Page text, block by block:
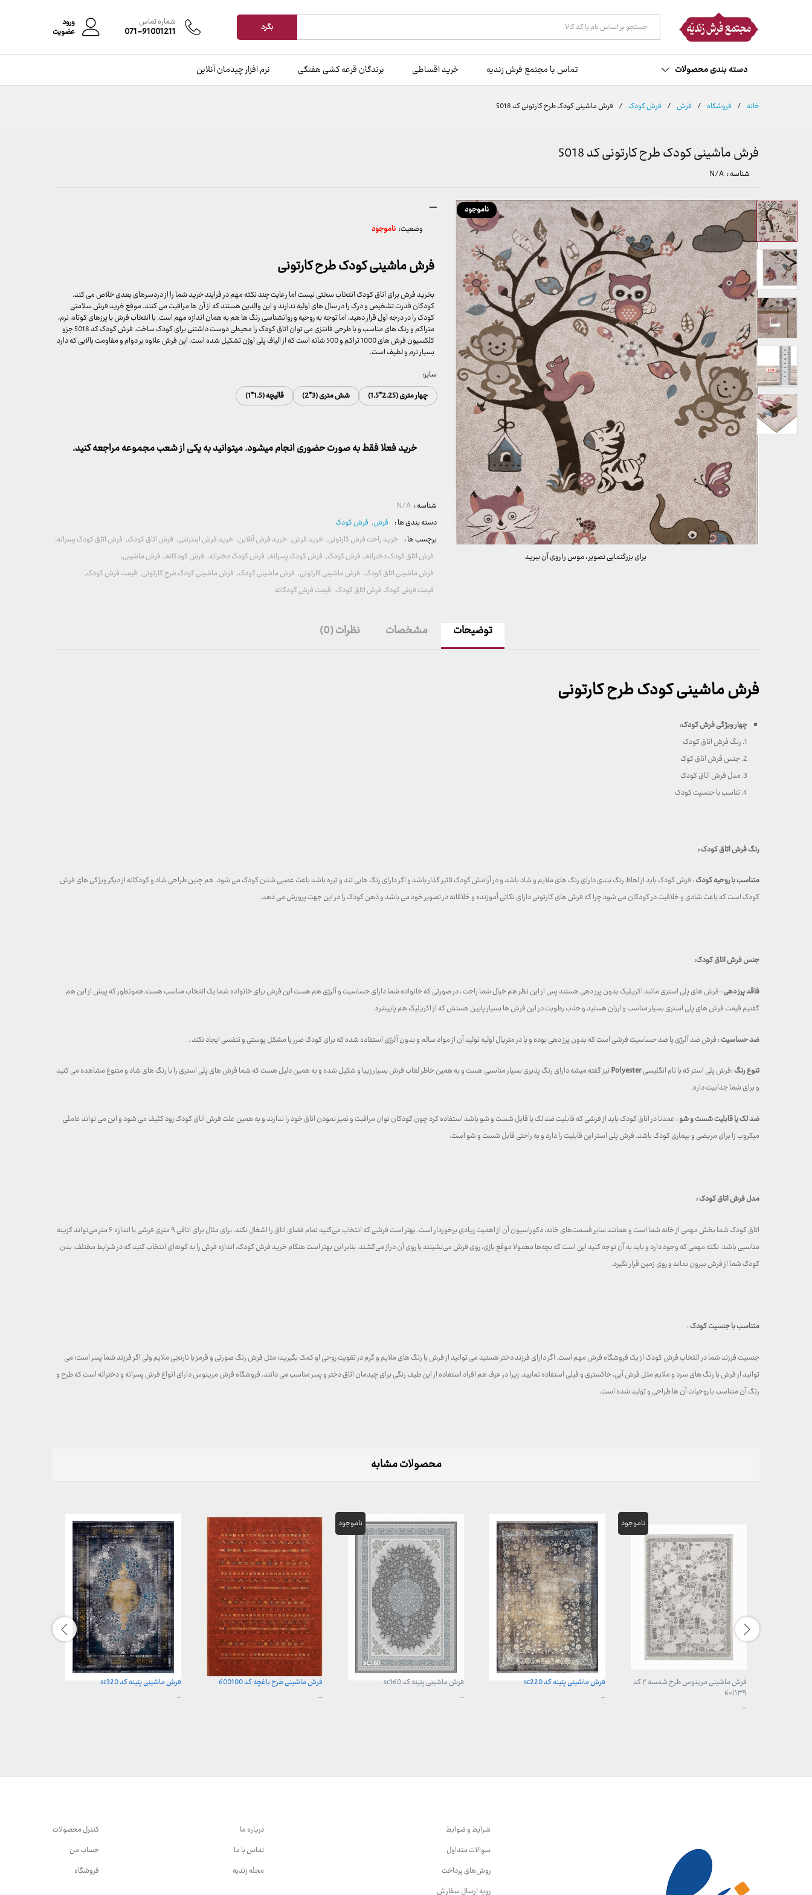
همه دسته ها بگرد شماره تماس
071-91001211
ورود
عضویت
دسته بندی محصولات تماس با مجتمع فرش زندیه خرید اقساطی برندگان قرعه کشی هفتگی نرم افزار چیدمان آنلاین
خانه / فروشگاه / فرش / فرش کودک / فرش ماشینی کودک طرح کارتونی کد 5018
فرش ماشینی کودک طرح کارتونی کد 5018
شناسه : N/A
ناموجود
برای بزرگنمایی تصویر ، موس را روی آن ببرید
–محدوده
قیمت:
960,000 تومان
3,740,000 تومان
وضعیت: ناموجود
فرش ماشینی کودک طرح کارتونی
بخرید فرش برای اتاق کودک انتخاب سختی نیست اما رعایت چند نکته مهم در فرایند خرید شما را از دردسرهای بعدی خلاص می کند.
کودکان قدرت تشخیص و درک را در سال های اولیه ندارند و این والدین هستند که از آن ها مراقبت می کنند. موقع خرید فرش سلامتی
کودک را در درجه اول قرار دهید، اما توجه به روحیه و روانشناسی رنگ ها هم به همان اندازه مهم است. با انتخاب فرش با پرزهای کوتاه، نرم،
متراکم و رنگ های مناسب و با طرحی فانتزی می توان اتاق کودک را محیطی دوست داشتنی برای کودک ساخت. فرش کودک کد 5018 جزو
کلکسیون فرش های 1000 تراکم و 500 شانه است که از الیاف پلی اوژن تشکیل شده است. این فرش علاوه بر دوام و مقاومت بالایی که دارد
بسیار نرم و لطیف است.
سایز:
چهار متری (2.25*1.5)
شش متری (3*2) قالیچه (1.5*1)
خرید فعلا فقط به صورت حضوری انجام میشود. میتوانید به یکی از شعب مجموعه مراجعه کنید.
شناسه : N/A
دسته بندی ها : فرش, فرش کودک
برچسب ها : خرید راحت فرش کارتونی, خرید فرش, خرید فرش آنلاین, خرید فرش اینترنتی, فرش اتاق کودک, فرش اتاق کودک پسرانه,
فرش اتاق کودک دخترانه, فرش کودک, فرش کودک پسرانه, فرش کودک دخترانه, فرش کودکانه, فرش ماشینی,
فرش ماشینی اتاق کودک, فرش ماشینی کارتونی, فرش ماشینی کودک, فرش ماشینی کودک طرح کارتونی, قیمت فرش کودک,
قیمت فرش کودک فرش اتاق کودک, قیمت فرش کودکانه
توضیحات مشخصات نظرات (0)
فرش ماشینی کودک طرح کارتونی
چهار ویژگی فرش کودک:
1. رنگ فرش اتاق کودک
2. جنس فرش اتاق کوک
3. مدل فرش اتاق کودک
4. تناسب با جنسیت کودک
رنگ فرش اتاق کودک :
متناسب با روحیه کودک: فرش کودک باید از لحاظ رنگ بندی دارای رنگ های ملایم و شاد باشد و در آرامش کودک تاثیر گذار باشد و اگر دارای رنگ هایی تند و تیره باشد باعث عصبی شدن کودک می شود. هم چنین طراحی شاد و کودکانه از دیگر ویژگی های فرش
کودک است که باعث شادی و خلاقیت در کودکان می شود چرا که فرش های کارتونی دارای نکاتی آموزنده و خلاقانه در تصویر خود می باشد و ذهن کودک را در این جهت پرورش می دهد.
جنس فرش اتاق کودک:
فاقد پرز دهی: فرش های پلی استری مانند اکریلیک بدون پرز دهی هستند پس از این نظر هم خیال شما راحت ، در صورتی که خانواده شما دارای حساسیت و آلرژی هم هست این فرش برای خانواده شما یک انتخاب مناسب هست.همونطور که پیش از این هم
گفتیم قیمت فرش های پلی استری بسیار مناسب و ارزان هستید و جذب رطوبت در این فرش ها بسیار پایین هستش که از اکریلیک هم پایینتره.
ضد حساسیت: فرش ضد آلرژی یا ضد حساسیت فرشی است که بدون پرز دهی بوده و یا در متریال اولیه تولید آن از مواد سالم و بدون آلرژی استفاده شده که برای کودک ضرر یا مشکل پوستی و تنفسی ایجاد نکند .
تنوع رنگ:فرش پلی استر که با نام انگلیسیPolyesterنیز گفته میشه دارای رنگ پذیری بسیار مناسبی هست و به همین خاطر لعاب فرش بسیار زیبا و شکیل شده و به همین دلیل هست که شما فرش های پلی استری را با رنگ های شاد و متنوع مشاهده می کنید
و برای شما جذابیت داره.
ضد لک یا قابلیت شست و شو: عمدتا در اتاق کودک باید از فرشی که قابلیت ضد لک یا قابل شست و شو باشد استفاده کرد چون کودکان توان مراقبت و تمیز نمودن اتاق خود را ندارند و به همین علت فرش اتاق کودک زود کثیف می شود و این می تواند عاملی
میکروب زا برای مریضی و بیماری کودک باشد. فرش پلی استر این قابلیت را دارد و به راحتی قابل شست و شو است.
مدل فرش اتاق کودک :
اتاق کودک شما بخش مهمی از خانه شما است و همانند سایر قسمت‌های خانه، دکوراسیون آن از اهمیت زیادی برخوردار است. بهتر است فرشی که انتخاب می‌کنید تمام فضای اتاق را اشغال نکند. برای مثال برای اتاقی ۹ متری فرشی با اندازه ۶ متر می‌تواند گزینه
مناسبی باشد. نکته مهمی که وجود دارد و باید به آن توجه کنید این است که بچه‌ها معمولا موقع بازی، روی فرش می‌نشینند یا روی آن دراز می‌کشند. بنابر این بهتر است هنگام خرید فرش کودک، اندازه فرش را به گونه‌ای انتخاب کنید که در شرایط مختلف، بدن
کودک شما از فرش بیرون نماند و روی زمین قرار نگیرد.
متناسب با جنسیت کودک:
جنسیت فرزند شما در انتخاب فرش کودک از یک فروشگاه فرش مهم است. اگر دارای فرزند دختر هستید می توانید از فرش با رنگ های ملایم و گرم در تقویت روحی او کمک بگیرید؛ مثل فرش رنگ صورتی و قرمز یا نارنجی ملایم ولی اگر فرزند شما پسر است؛ می
توانید از فرش با رنگ های سرد و ملایم مثل فرش آبی، خاکستری و فیلی استفاده نمایید. زیرا در عرف هم افراد استفاده از این طیف رنگی برای چیدمان اتاق دختر و پسر مناسب می دانند. فروشگاه فرش مرینوس دارای انواع فرش پسرانه و دخترانه است که طرح و
رنگ آن متناسب با روحیات آن ها طراحی و تولید شده است.
محصولات مشابه
فرش ماشینی مرینوس طرح شمسه ۲ کد
6۰۱۱۳۹
–محدوده
فرش ماشینی پتینه کد sc220
–محدوده
فرش ماشینی پتینه کد sc160
–محدوده
فرش ماشینی طرح باغچه کد 600100
–محدوده
فرش ماشینی پتینه کد sc320
–محدوده
شرایط و ضوابط
سوالات متداول
روش‌های پرداخت
رویه ارسال سفارش
درباره ما
تماس با ما
مجله زندیه
کنترل محصولات
حساب من
فروشگاه
توضیحات مشخصات نظرات (0)
تا